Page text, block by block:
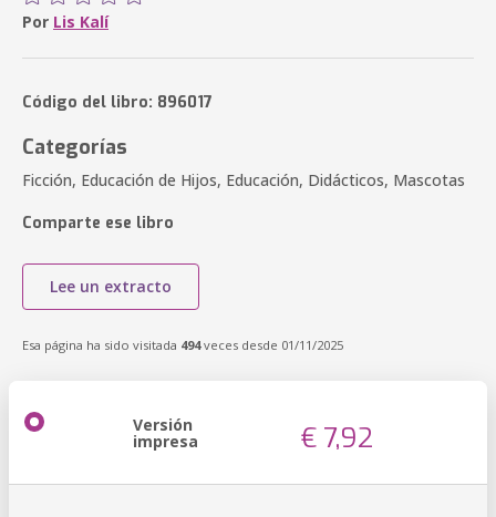
Por Lis Kalí
Código del libro: 896017
Categorías
Ficción, Educación de Hijos, Educación, Didácticos, Mascotas
Comparte ese libro
Lee un extracto
Esa página ha sido visitada 494veces desde 01/11/2025
Versión
impresa € 7,92